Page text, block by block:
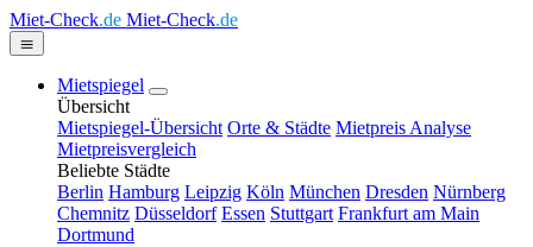
Miet-Check.de Miet-Check.de
Mietspiegel
Übersicht
Mietspiegel-Übersicht Orte & Städte Mietpreis Analyse
Mietpreisvergleich
Beliebte Städte
Berlin Hamburg Leipzig Köln München Dresden Nürnberg
Chemnitz Düsseldorf Essen Stuttgart Frankfurt am Main
Dortmund